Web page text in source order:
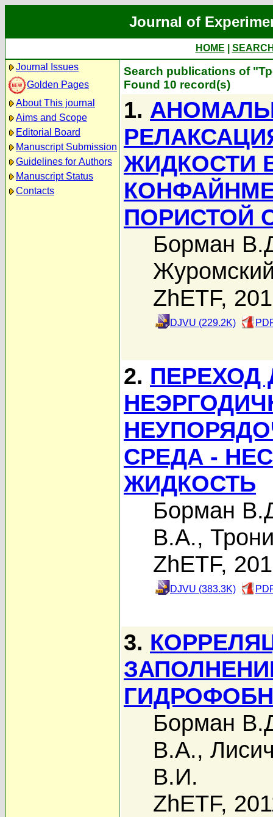
Journal of
HOME
Journal Issues
Golden Pages
About This journal
Aims and Scope
Editorial Board
Manuscript Submission
Guidelines for Authors
Manuscript Status
Contacts
Search publications of
Found 10 record(s)
1.
ЖИДКОСТИ
ПОРИСТОЙ
Борман
ZhETF,
DJVU (229.2K)
2. ПЕРЕХОД
СРЕДА -
ЖИДКОСТЬ
Борман
В.А.,
ZhETF,
DJVU (383.3K)
3.
Борман
В.А.,
В.И.
ZhETF,